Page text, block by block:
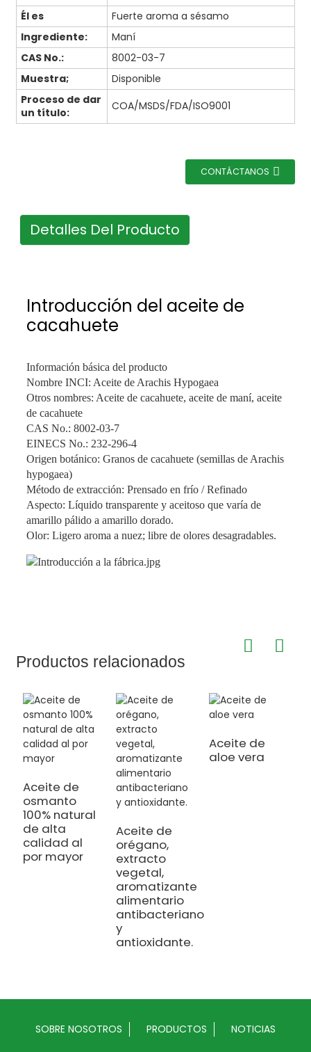
Él es
Fuerte aroma a sésamo
Ingrediente:
Maní
CAS No.:
8002-03-7
Muestra;
Disponible
Proceso de dar
un título:
COA/MSDS/FDA/ISO9001
CONTÁCTANOS
Detalles Del Producto
Introducción del aceite de
cacahuete
Información básica del producto
Nombre INCI: Aceite de Arachis Hypogaea
Otros nombres: Aceite de cacahuete, aceite de maní, aceite
de cacahuete
CAS No.: 8002-03-7
EINECS No.: 232-296-4
Origen botánico: Granos de cacahuete (semillas de Arachis
hypogaea)
Método de extracción: Prensado en frío / Refinado
Aspecto: Líquido transparente y aceitoso que varía de
amarillo pálido a amarillo dorado.
Olor: Ligero aroma a nuez; libre de olores desagradables.
Productos relacionados
Aceite de
osmanto
100% natural
de alta
calidad al
por mayor
Aceite de
orégano,
extracto
vegetal,
aromatizante
alimentario
antibacteriano
y
antioxidante.
Aceite de
aloe vera
SOBRE NOSOTROS PRODUCTOS NOTICIAS